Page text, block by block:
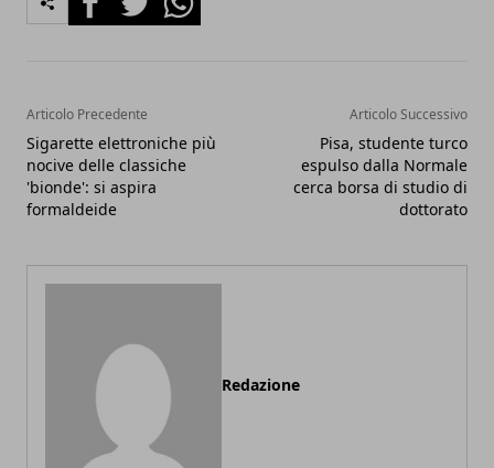
Articolo Precedente
Sigarette elettroniche più
nocive delle classiche
'bionde': si aspira
formaldeide
Articolo Successivo
Pisa, studente turco
espulso dalla Normale
cerca borsa di studio di
dottorato
Redazione